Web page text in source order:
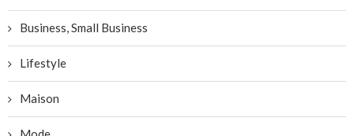
Business, Small Business
Lifestyle
Maison